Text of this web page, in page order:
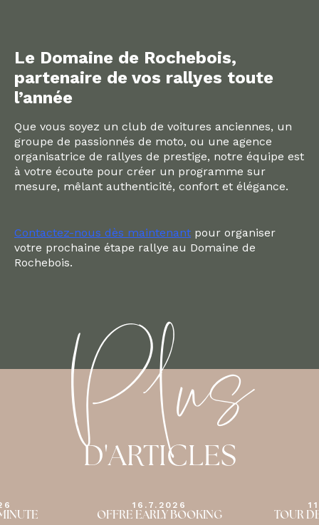
Le Domaine de Rochebois,
partenaire de vos rallyes toute
l’année
Que vous soyez un club de voitures anciennes, un
groupe de passionnés de moto, ou une agence
organisatrice de rallyes de prestige, notre équipe est
à votre écoute pour créer un programme sur
mesure, mêlant authenticité, confort et élégance.
Contactez-nous dès maintenant pour organiser
votre prochaine étape rallye au Domaine de
Rochebois.
Plus
D'ARTICLES
11.7.2026
TOUR DE FRANCE 2026
QUE